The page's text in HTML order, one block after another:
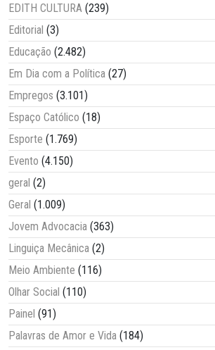
EDITH CULTURA (239)
Editorial (3)
Educação (2.482)
Em Dia com a Política (27)
Empregos (3.101)
Espaço Católico (18)
Esporte (1.769)
Evento (4.150)
geral (2)
Geral (1.009)
Jovem Advocacia (363)
Linguiça Mecânica (2)
Meio Ambiente (116)
Olhar Social (110)
Painel (91)
Palavras de Amor e Vida (184)